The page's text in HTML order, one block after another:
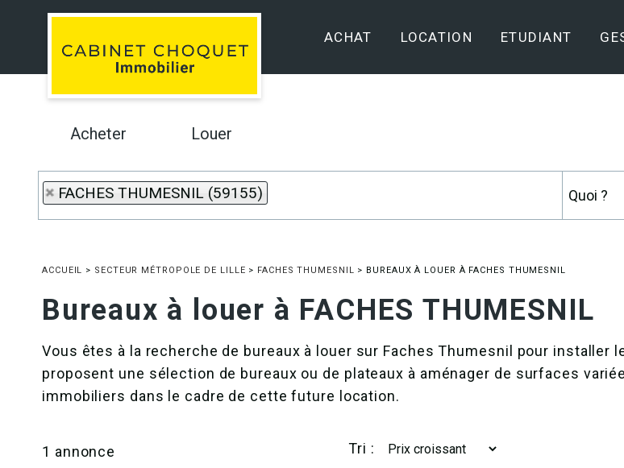
ACHAT LOCATION ETUDIANT
Acheter Louer
FACHES THUMESNIL (59155)
ACCUEIL > SECTEUR MÉTROPOLE DE LILLE > FACHES THUMESNIL > BUREAUX À LOUER À FACHES THUMESNIL
Bureaux à louer à FACHES THUMESNIL
Vous êtes à la recherche de bureaux à louer sur Faches Thumesnil pour
proposent une sélection de bureaux ou de plateaux à aménager de surfaces
immobiliers dans le cadre de cette future location.
1 annonce Tri :